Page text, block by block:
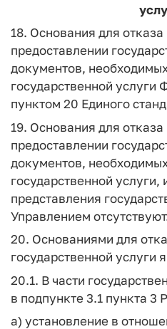
18. Основания для
предоставлении
документов,
государственной
пунктом 20 Единого
19. Основания для
предоставлении
документов,
государственной
представления
Управлением
20. Основаниями для
государственной услуги
20.1. В части
в подпункте 3.1 пункта 3
а) установление в